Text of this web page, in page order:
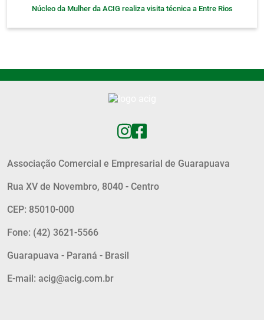
Núcleo da Mulher da ACIG realiza visita técnica a Entre Rios
Associação Comercial e Empresarial de Guarapuava
Rua XV de Novembro, 8040 - Centro
CEP: 85010-000
Fone: (42) 3621-5566
Guarapuava - Paraná - Brasil
E-mail: acig@acig.com.br